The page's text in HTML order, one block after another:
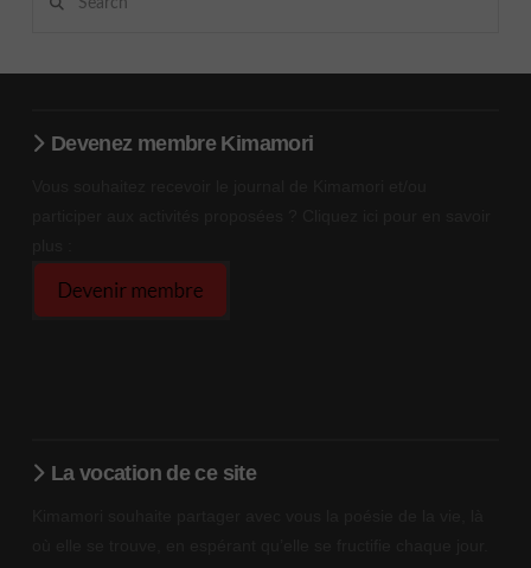
Devenez membre Kimamori
La vocation de ce site